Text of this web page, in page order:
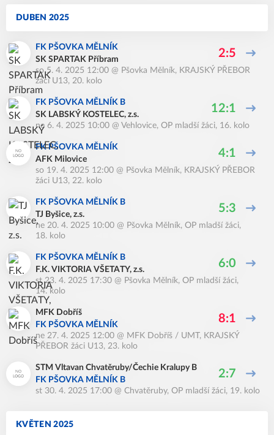
DUBEN 2025
FK PŠOVKA MĚLNÍK
SK SPARTAK Příbram
2:5
so 5. 4. 2025 12:00 @ Pšovka Mělník, KRAJSKÝ PŘEBOR
žáci U13, 20. kolo
FK PŠOVKA MĚLNÍK B
SK LABSKÝ KOSTELEC, z.s.
12:1
ne 6. 4. 2025 10:00 @ Vehlovice, OP mladší žáci, 16. kolo
FK PŠOVKA MĚLNÍK
AFK Milovice
4:1
so 19. 4. 2025 12:00 @ Pšovka Mělník, KRAJSKÝ PŘEBOR
žáci U13, 22. kolo
FK PŠOVKA MĚLNÍK B
TJ Byšice, z.s.
5:3
ne 20. 4. 2025 10:00 @ Pšovka Mělník, OP mladší žáci,
18. kolo
FK PŠOVKA MĚLNÍK B
F.K. VIKTORIA VŠETATY, z.s.
6:0
st 23. 4. 2025 17:30 @ Pšovka Mělník, OP mladší žáci,
14. kolo
MFK Dobříš
FK PŠOVKA MĚLNÍK
8:1
ne 27. 4. 2025 12:00 @ MFK Dobříš / UMT , KRAJSKÝ
PŘEBOR žáci U13, 23. kolo
STM Vltavan Chvatěruby/Čechie Kralupy B
FK PŠOVKA MĚLNÍK B
2:7
st 30. 4. 2025 17:00 @ Chvatěruby, OP mladší žáci, 19. kolo
KVĚTEN 2025